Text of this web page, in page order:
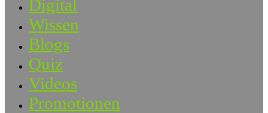
Digital
Wissen
Blogs
Quiz
Videos
Promotionen